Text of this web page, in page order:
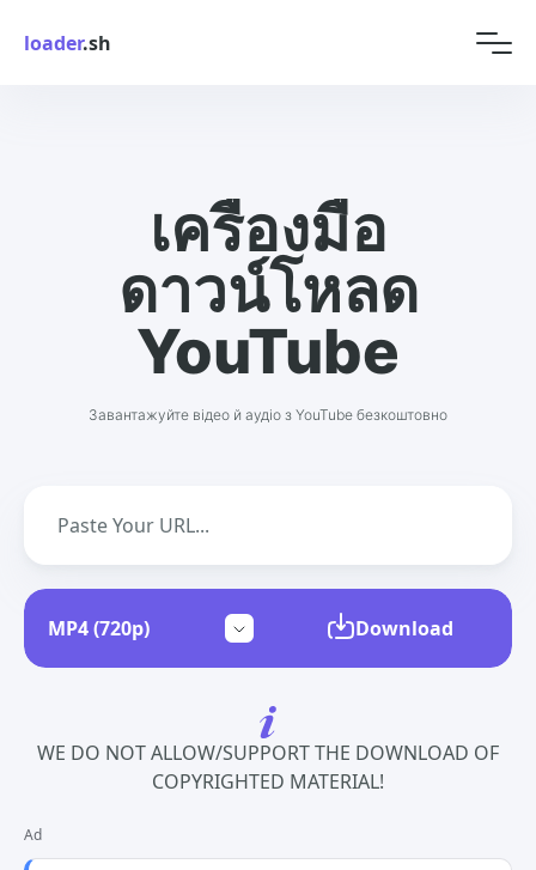
loader.sh
เครื่องมือ
ดาวน์โหลด
YouTube
Завантажуйте відео й аудіо з YouTube безкоштовно
Download
WE DO NOT ALLOW/SUPPORT THE DOWNLOAD OF
COPYRIGHTED MATERIAL!
Ad